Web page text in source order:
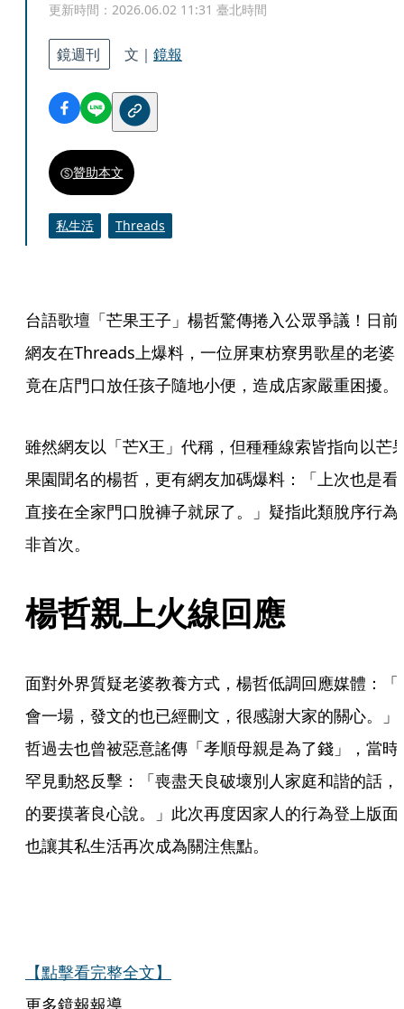
更新時間： 2026.06.02 11:31 臺北時間
鏡週刊 文｜ 鏡報
贊助本文
私生活 Threads
台語歌壇「芒果王子」楊哲驚傳捲入公眾爭議！日前
網友在Threads上爆料，一位屏東枋寮男歌星的老婆
竟在店門口放任孩子隨地小便，造成店家嚴重困擾。
雖然網友以「芒X王」代稱，但種種線索皆指向以芒
果園聞名的楊哲，更有網友加碼爆料：「上次也是看
直接在全家門口脫褲子就尿了。」疑指此類脫序行為
非首次。
楊哲親上火線回應
面對外界質疑老婆教養方式，楊哲低調回應媒體：「
會一場，發文的也已經刪文，很感謝大家的關心。」
哲過去也曾被惡意謠傳「孝順母親是為了錢」，當時
罕見動怒反擊：「喪盡天良破壞別人家庭和諧的話，
的要摸著良心說。」此次再度因家人的行為登上版面
也讓其私生活再次成為關注焦點。
【點擊看完整全文】
更多鏡報報導